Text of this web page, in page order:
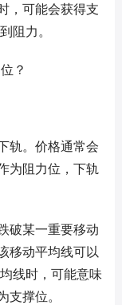
，可能会获得支
阻力。
轨。价格通常会
为阻力位，下轨
破某一重要移动
移动平均线可以
线时，可能意味
支撑位。